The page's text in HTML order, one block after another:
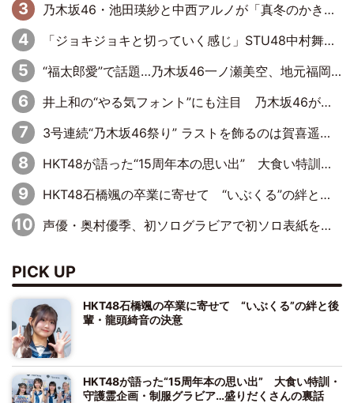
乃木坂46・池田瑛紗と中西アルノが「真冬のかき氷」騒動で火花散らす！ 因縁の裏にあるのは、逆境をともに“凌”ぐ似た者同士の絆
「ジョキジョキと切っていく感じ」STU48中村舞、新しい挑戦は自らの手で
“福太郎愛”で話題…乃木坂46一ノ瀬美空、地元福岡『めんべい25周年トップサポーター』に就任
井上和の“やる気フォント”にも注目 乃木坂46が挑んだ書道パフォーマンスの舞台裏
3号連続“乃木坂46祭り” ラストを飾るのは賀喜遥香…5年ぶりの登場に「5年分大人になった私を見ていただけたら」
HKT48が語った“15周年本の思い出” 大食い特訓・守護霊企画・制服グラビア…盛りだくさんの裏話
HKT48石橋颯の卒業に寄せて “いぶくる”の絆と後輩・龍頭綺音の決意
声優・奥村優季、初ソログラビアで初ソロ表紙を飾る！ 初めて見せる表情や、声優を志したきっかけなどを語った必読のインタビューを掲載
PICK UP
HKT48石橋颯の卒業に寄せて “いぶくる”の絆と後
輩・龍頭綺音の決意
HKT48が語った“15周年本の思い出” 大食い特訓・
守護霊企画・制服グラビア…盛りだくさんの裏話